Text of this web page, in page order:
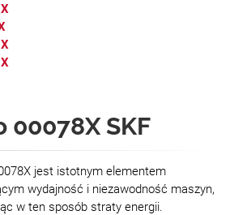
00078X SKF
jest istotnym elementem
wydajność i niezawodność maszyn,
w ten sposób straty energii.